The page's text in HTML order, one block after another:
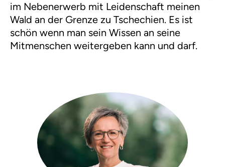
im Nebenerwerb mit Leidenschaft meinen
Wald an der Grenze zu Tschechien. Es ist
schön wenn man sein Wissen an seine
Mitmenschen weitergeben kann und darf.